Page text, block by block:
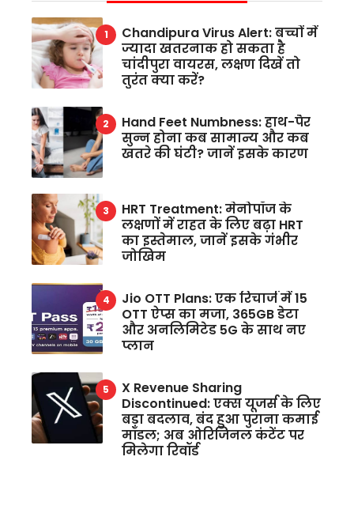
Chandipura Virus Alert: बच्चों में
ज्यादा खतरनाक हो सकता है
चांदीपुरा वायरस, लक्षण दिखें तो
तुरंत क्या करें?
Hand Feet Numbness: हाथ-पैर
सुन्न होना कब सामान्य और कब
खतरे की घंटी? जानें इसके कारण
HRT Treatment: मेनोपॉज के
लक्षणों में राहत के लिए बढ़ा HRT
का इस्तेमाल, जानें इसके गंभीर
जोखिम
Jio OTT Plans: एक रिचार्ज में 15
OTT ऐप्स का मजा, 365GB डेटा
और अनलिमिटेड 5G के साथ नए
प्लान
X Revenue Sharing
Discontinued: एक्स यूजर्स के लिए
बड़ा बदलाव, बंद हुआ पुराना कमाई
मॉडल; अब ओरिजिनल कंटेंट पर
मिलेगा रिवॉर्ड